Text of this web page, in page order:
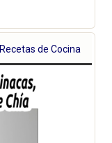
Recetas de Cocina